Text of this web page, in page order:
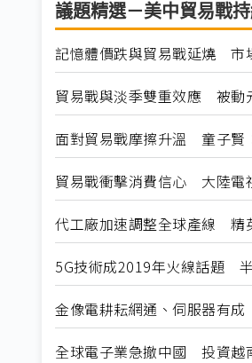
議題精選－美中貿易戰
記憶體價跌與貿易戰延燒 市
貿易戰與淡季雙重效應 被動
面對貿易戰摩擦升溫 童子賢
貿易戰衝擊消費信心 大陸電
代工廠加速調整全球產線 精
5G技術成2019年火線話題
金像電耕耘網通、伺服器有
全球電子業急撤中國 投資越